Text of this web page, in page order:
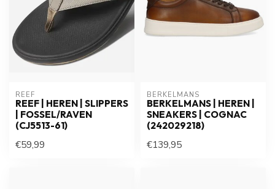
REEF
REEF | HEREN | SLIPPERS
| FOSSEL/RAVEN
(CJ5513-61)
€59,99
BERKELMANS
BERKELMANS | HEREN |
SNEAKERS | COGNAC
(242029218)
€139,95